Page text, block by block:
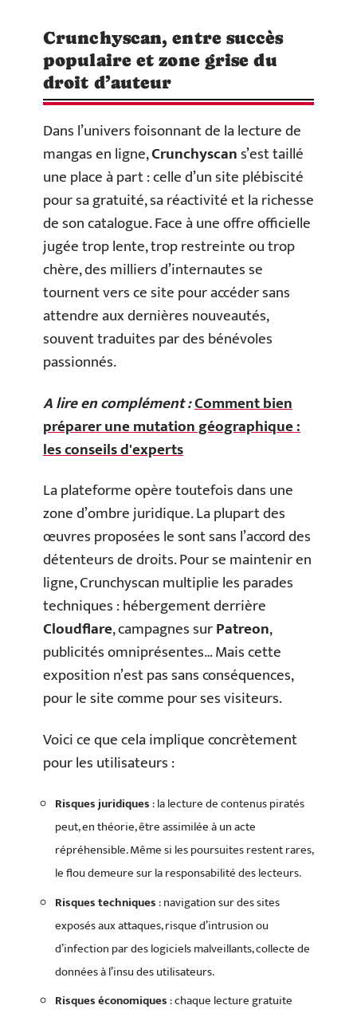
Crunchyscan, entre succès
populaire et zone grise du
droit d’auteur
Dans l’univers foisonnant de la lecture de
mangas en ligne,Crunchyscans’est taillé
une place à part : celle d’un site plébiscité
pour sa gratuité, sa réactivité et la richesse
de son catalogue. Face à une offre officielle
jugée trop lente, trop restreinte ou trop
chère, des milliers d’internautes se
tournent vers ce site pour accéder sans
attendre aux dernières nouveautés,
souvent traduites par des bénévoles
passionnés.
A lire en complément :Comment bien
préparer une mutation géographique :
les conseils d'experts
La plateforme opère toutefois dans une
zone d’ombre juridique. La plupart des
œuvres proposées le sont sans l’accord des
détenteurs de droits. Pour se maintenir en
ligne, Crunchyscan multiplie les parades
techniques : hébergement derrière
Cloudflare, campagnes surPatreon,
publicités omniprésentes… Mais cette
exposition n’est pas sans conséquences,
pour le site comme pour ses visiteurs.
Voici ce que cela implique concrètement
pour les utilisateurs :
Risques juridiques: la lecture de contenus piratés
peut, en théorie, être assimilée à un acte
répréhensible. Même si les poursuites restent rares,
le flou demeure sur la responsabilité des lecteurs.
Risques techniques: navigation sur des sites
exposés aux attaques, risque d’intrusion ou
d’infection par des logiciels malveillants, collecte de
données à l’insu des utilisateurs.
Risques économiques: chaque lecture gratuite